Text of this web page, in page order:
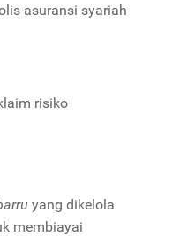
asuransi syariah
risiko
yang dikelola
membiayai